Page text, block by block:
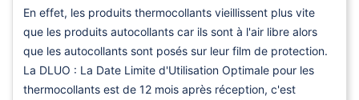
En effet, les produits thermocollants vieillissent plus vite
que les produits autocollants car ils sont à l'air libre alors
que les autocollants sont posés sur leur film de protection.
La DLUO : La Date Limite d'Utilisation Optimale pour les
thermocollants est de 12 mois après réception, c'est